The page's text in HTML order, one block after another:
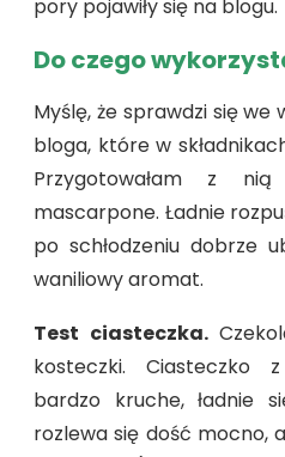
pory pojawiły się na blogu.
Do czego
Myślę, że sprawdzi się
bloga, które w
Przygotowałam z
mascarpone. Ładnie
po schłodzeniu dobrze
waniliowy aromat.
Test ciasteczka.
kosteczki. Ciasteczko
bardzo kruche, ładnie
rozlewa się dość mocno,